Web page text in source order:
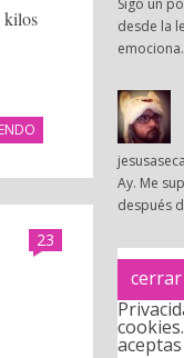
kilos
23
desde la
Ay. Me
después